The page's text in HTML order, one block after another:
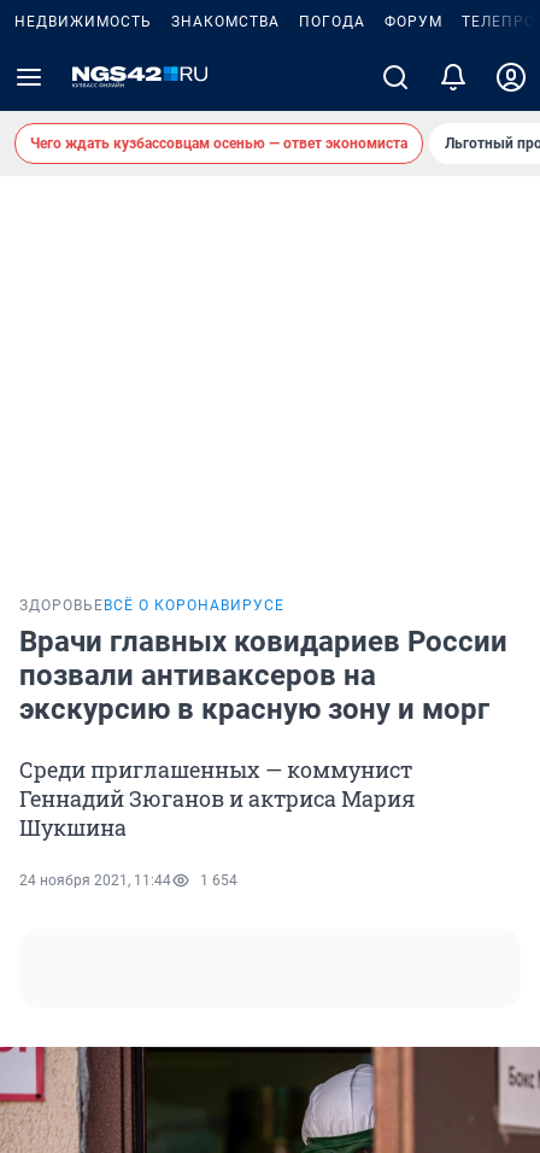
НЕДВИЖИМОСТЬ ЗНАКОМСТВА ПОГОДА ФОРУМ
Чего ждать кузбассовцам осенью — ответ экономиста Льготный
ЗДОРОВЬЕ ВСЁ О КОРОНАВИРУСЕ
Врачи главных ковидариев России
позвали антиваксеров на
экскурсию в красную зону и морг
Среди приглашенных — коммунист
Геннадий Зюганов и актриса Мария
Шукшина
24 ноября 2021, 11:44 1 654